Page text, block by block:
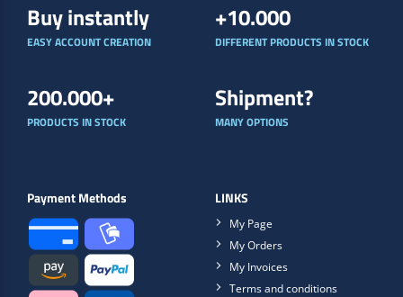
Buy instantly
EASY ACCOUNT CREATION
+10.000
DIFFERENT PRODUCTS IN STOCK
200.000+
PRODUCTS IN STOCK
Shipment?
MANY OPTIONS
Payment Methods LINKS
My Page
My Orders
My Invoices
Terms and conditions